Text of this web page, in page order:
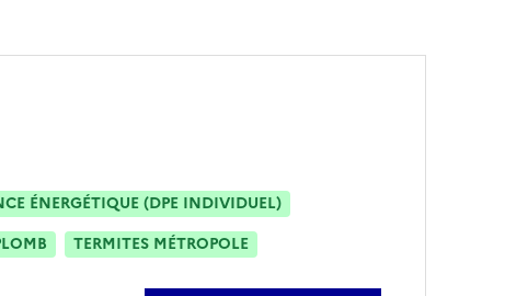
ÉNERGÉTIQUE (DPE INDIVIDUEL)
TERMITES MÉTROPOLE